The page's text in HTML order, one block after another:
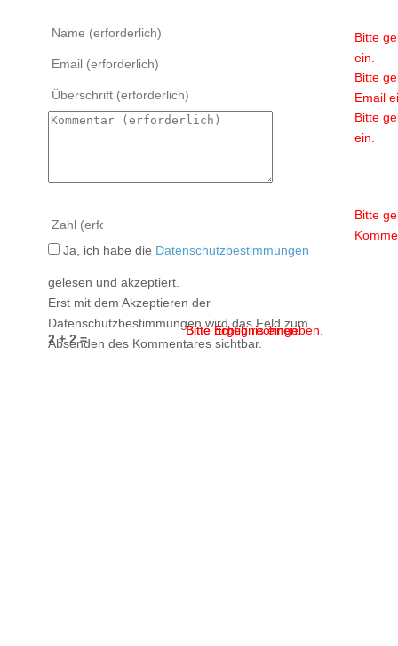
Bitte
ein.
Bitte
Email
Bitte
ein.
Bitte
2 + 2 =
Bitte Ergebnis eingeben.
Bitte richtig rechnen.
Ja, ich habe die Datenschutzbestimmungen
gelesen und akzeptiert.
Erst mit dem Akzeptieren der
Datenschutzbestimmungen wird das Feld zum
Absenden des Kommentares sichtbar.